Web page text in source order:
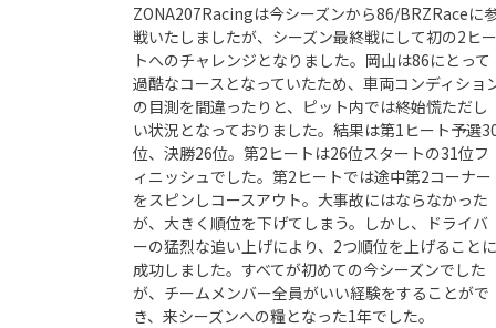
ZONA207Racingは今シーズンから86/BRZRaceに
戦いたしましたが、シーズン最終戦にして初の2ヒー
トへのチャレンジとなりました。岡山は86にとって
過酷なコースとなっていたため、車両コンディショ
の目測を間違ったりと、ピット内では終始慌ただし
い状況となっておりました。結果は第1ヒート予選
位、決勝26位。第2ヒートは26位スタートの31位フ
ィニッシュでした。第2ヒートでは途中第2コーナー
をスピンしコースアウト。大事故にはならなかった
が、大きく順位を下げてしまう。しかし、ドライバ
ーの猛烈な追い上げにより、2つ順位を上げることに
成功しました。すべてが初めての今シーズンでした
が、チームメンバー全員がいい経験をすることがで
き、来シーズンへの糧となった1年でした。